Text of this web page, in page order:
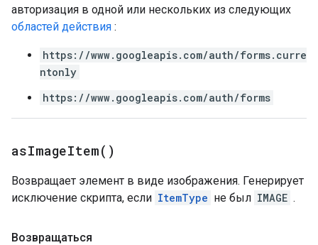
авторизация в одной или нескольких из следующих
областей действия :
https://www.googleapis.com/auth/forms.curre
ntonly
https://www.googleapis.com/auth/forms
asImageItem( )
Возвращает элемент в виде изображения. Генерирует
исключение скрипта, если ItemType не был IMAGE .
Возвращаться